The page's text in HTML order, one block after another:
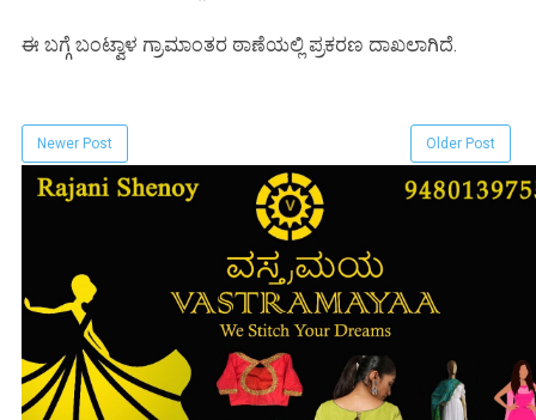
ಈ ಬಗ್ಗೆ ಬಂಟ್ವಾಳ ಗ್ರಾಮಾಂತರ ಠಾಣೆಯಲ್ಲಿ ಪ್ರಕರಣ ದಾಖಲಾಗಿದೆ.
Newer Post Older Post